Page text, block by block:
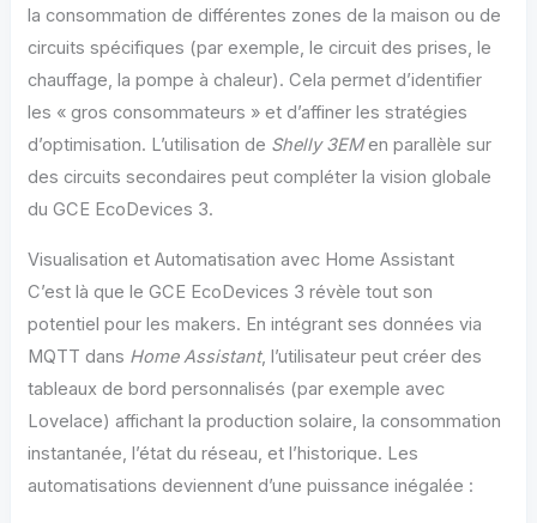
la consommation de différentes zones de la maison ou de
circuits spécifiques (par exemple, le circuit des prises, le
chauffage, la pompe à chaleur). Cela permet d’identifier
les « gros consommateurs » et d’affiner les stratégies
d’optimisation. L’utilisation de Shelly 3EMen parallèle sur
des circuits secondaires peut compléter la vision globale
du GCE EcoDevices 3.
Visualisation et Automatisation avec Home Assistant
C’est là que le GCE EcoDevices 3 révèle tout son
potentiel pour les makers. En intégrant ses données via
MQTT dans Home Assistant, l’utilisateur peut créer des
tableaux de bord personnalisés (par exemple avec
Lovelace) affichant la production solaire, la consommation
instantanée, l’état du réseau, et l’historique. Les
automatisations deviennent d’une puissance inégalée :